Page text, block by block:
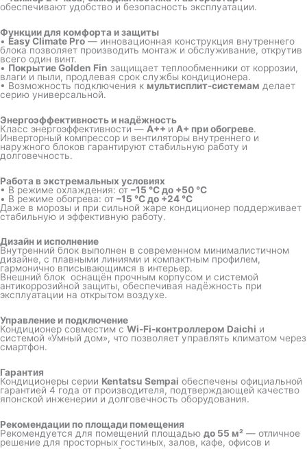
обеспечивают удобство и безопасность эксплуатации.
Функции для комфорта и защиты
• Easy Climate Pro— инновационная конструкция внутреннего
блока позволяет производить монтаж и обслуживание, открутив
всего один винт.
• Покрытие Golden Fin защищает теплообменники от коррозии,
влаги и пыли, продлевая срок службы кондиционера.
• Возможность подключения к мультисплит-системам делает
серию универсальной.
Энергоэффективность и надёжность
Класс энергоэффективности — A++ и A+ при обогреве.
Инверторный компрессор и вентиляторы внутреннего и
наружного блоков гарантируют стабильную работу и
долговечность.
Работа в экстремальных условиях
• В режиме охлаждения: от –15 °C до +50 °C
• В режиме обогрева: от –15 °C до +24 °C
Даже в морозы и при сильной жаре кондиционер поддерживает
стабильную и эффективную работу.
Дизайн и исполнение
Внутренний блок выполнен в современном минималистичном
дизайне, с плавными линиями и компактным профилем,
гармонично вписывающимся в интерьер.
Внешний блок оснащён прочным корпусом и системой
антикоррозийной защиты, обеспечивая надёжность при
эксплуатации на открытом воздухе.
Управление и подключение
Кондиционер совместим с Wi-Fi-контроллером Daichi и
системой «Умный дом», что позволяет управлять климатом через
смартфон.
Гарантия
Кондиционеры серии Kentatsu Sempai обеспечены официальной
гарантией 4 года от производителя, подтверждающей качество
японской инженерии и долговечность оборудования.
Рекомендации по площади помещения
Рекомендуется для помещений площадью до 55 м² — отличное
решение для просторных гостиных, залов, кафе, офисов и